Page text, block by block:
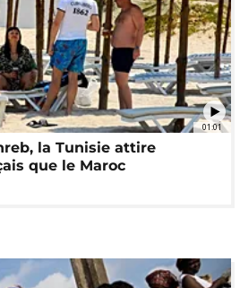
01:01
la Tunisie attire
que le Maroc